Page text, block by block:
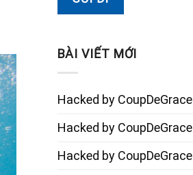
BÀI VIẾT MỚI
Hacked by CoupDeGrace
Hacked by CoupDeGrace
Hacked by CoupDeGrace